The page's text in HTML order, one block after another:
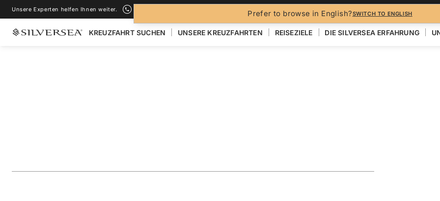
Prefer to browse in English?SWITCH TO ENGLISH
Unsere Experten helfen Ihnen weiter.
KREUZFAHRT SUCHEN UNSERE KREUZFAHRTEN REISEZIELE DIE SILVERSEA ERFAHRUNG